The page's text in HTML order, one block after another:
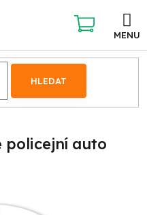
HLEDAT
NÁKUPNÍ
KOŠÍK
policejní auto